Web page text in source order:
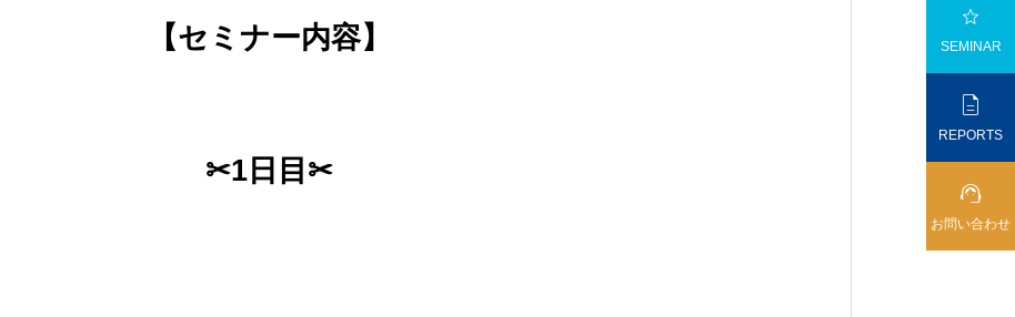
【セミナー内容】
✂1日目✂

SEMINAR

REPORTS

お問い合わせ